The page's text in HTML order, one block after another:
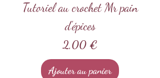
Tutoriel au crochet Mr pain
d'épices
Prix
2,00 €
Ajouter au panier